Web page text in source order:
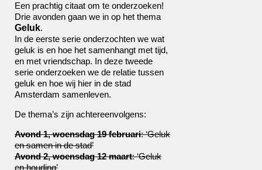
Een prachtig citaat om te onderzoeken!
Drie avonden gaan we in op het thema
Geluk.
In de eerste serie onderzochten we wat
geluk is en hoe het samenhangt met tijd,
en met vriendschap. In deze tweede
serie onderzoeken we de relatie tussen
geluk en hoe wij hier in de stad
Amsterdam samenleven.
De thema’s zijn achtereenvolgens:
Avond 1, woensdag 19 februari: ‘Geluk
en samen in de stad’
Avond 2, woensdag 12 maart: ‘Geluk
en houding’